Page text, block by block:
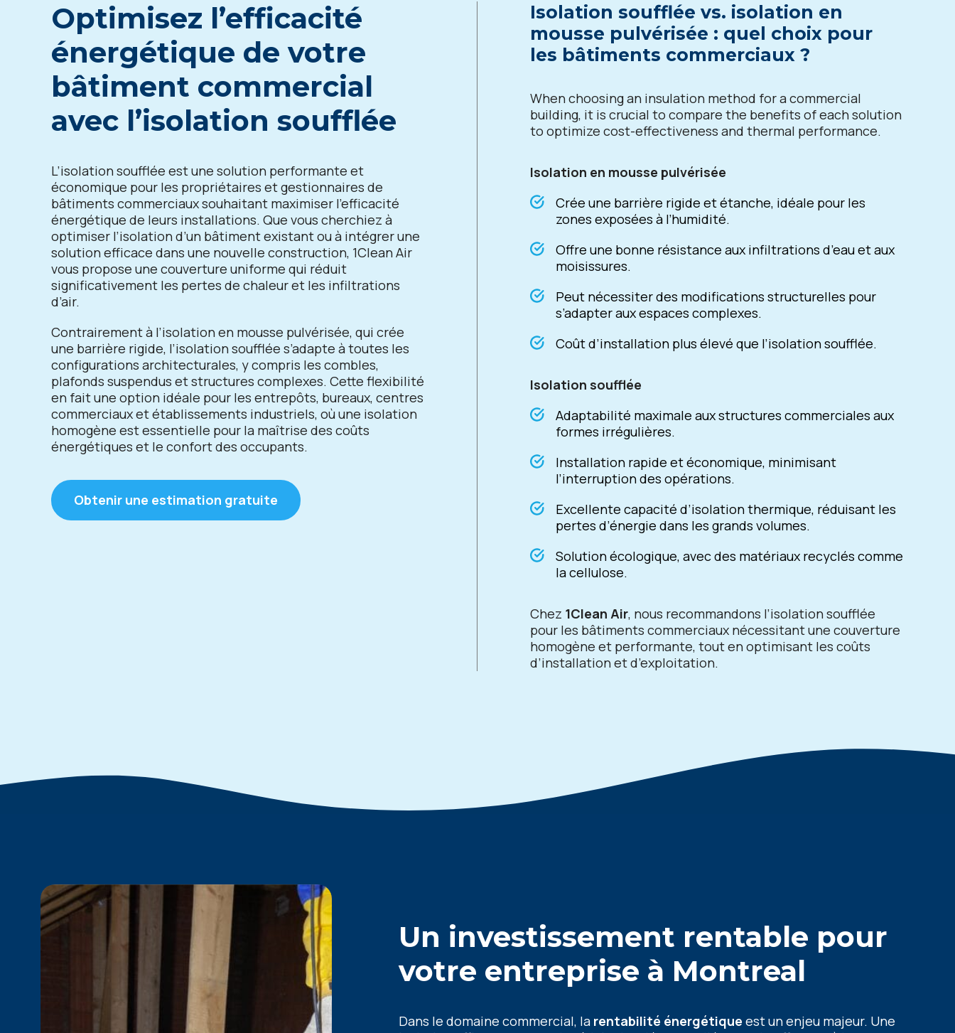
Optimisez l’efficacité
énergétique de votre
bâtiment commercial
avec l’isolation soufflée
L’isolation soufflée est une solution performante et
économique pour les propriétaires et gestionnaires de
bâtiments commerciaux souhaitant maximiser l’efficacité
énergétique de leurs installations. Que vous cherchiez à
optimiser l’isolation d’un bâtiment existant ou à intégrer une
solution efficace dans une nouvelle construction, 1Clean Air
vous propose une couverture uniforme qui réduit
significativement les pertes de chaleur et les infiltrations
d’air.
Contrairement à l’isolation en mousse pulvérisée, qui crée
une barrière rigide, l’isolation soufflée s’adapte à toutes les
configurations architecturales, y compris les combles,
plafonds suspendus et structures complexes. Cette flexibilité
en fait une option idéale pour les entrepôts, bureaux, centres
commerciaux et établissements industriels, où une isolation
homogène est essentielle pour la maîtrise des coûts
énergétiques et le confort des occupants.
Obtenir une estimation gratuite
Isolation soufflée vs. isolation en
mousse pulvérisée : quel choix pour
les bâtiments commerciaux ?
When choosing an insulation method for a commercial
building, it is crucial to compare the benefits of each solution
to optimize cost-effectiveness and thermal performance.
Isolation en mousse pulvérisée
Crée une barrière rigide et étanche, idéale pour les
zones exposées à l’humidité.
Offre une bonne résistance aux infiltrations d’eau et aux
moisissures.
Peut nécessiter des modifications structurelles pour
s’adapter aux espaces complexes.
Coût d’installation plus élevé que l’isolation soufflée.
Isolation soufflée
Adaptabilité maximale aux structures commerciales aux
formes irrégulières.
Installation rapide et économique, minimisant
l’interruption des opérations.
Excellente capacité d’isolation thermique, réduisant les
pertes d’énergie dans les grands volumes.
Solution écologique, avec des matériaux recyclés comme
la cellulose.
Chez 1Clean Air, nous recommandons l’isolation soufflée
pour les bâtiments commerciaux nécessitant une couverture
homogène et performante, tout en optimisant les coûts
d’installation et d’exploitation.
Un investissement rentable pour
votre entreprise à Montreal
Dans le domaine commercial, la rentabilité énergétique est un enjeu majeur. Une